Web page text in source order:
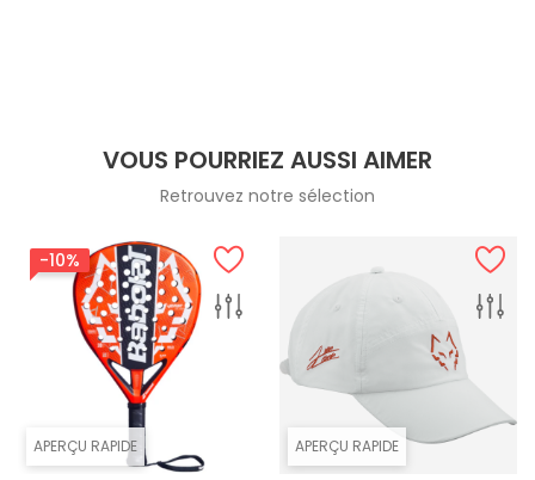
VOUS POURRIEZ AUSSI AIMER
Retrouvez notre sélection
APERÇU RAPIDE
-10%
APERÇU RAPIDE